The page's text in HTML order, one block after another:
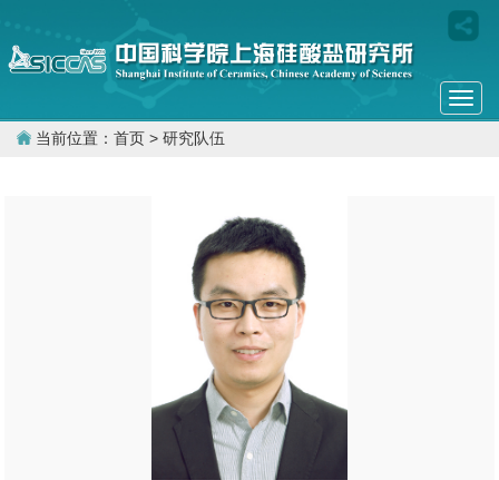
当前位置： 首页 > 研究队伍